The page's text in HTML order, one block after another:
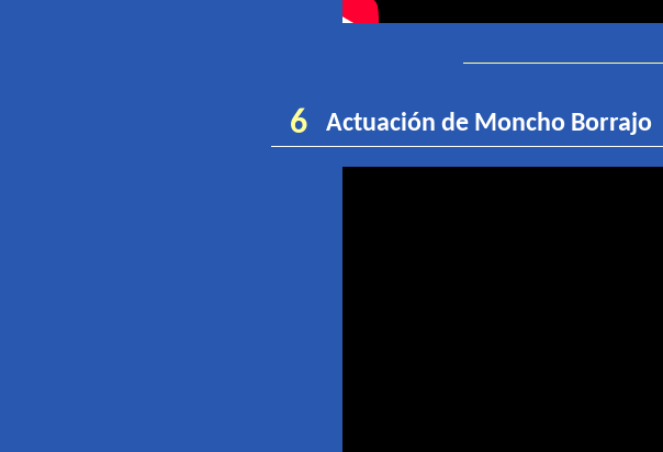
6 Actuación de Moncho Borrajo